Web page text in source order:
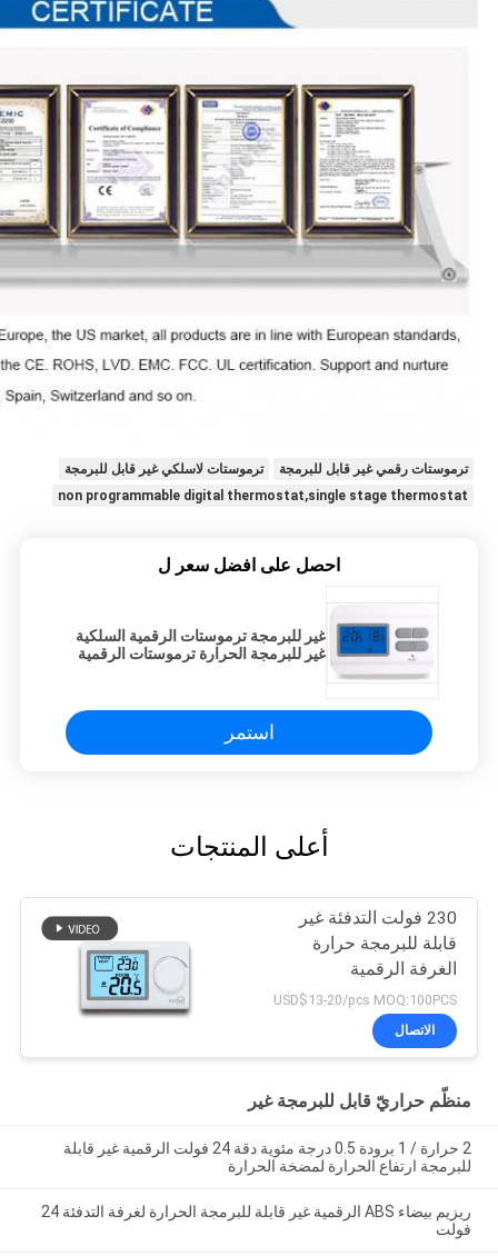
ترموستات رقمي غير قابل للبرمجة
ترموستات لاسلكي غير قابل للبرمجة
non programmable digital thermostat,single stage thermostat
احصل على افضل سعر ل
غير للبرمجة ترموستات الرقمية السلكية
غير للبرمجة الحرارة ترموستات الرقمية
استمر
أعلى المنتجات
230 فولت التدفئة غير
قابلة للبرمجة حرارة
الغرفة الرقمية
USD$13-20/pcs MOQ:100PCS
الاتصال
منظّم حراريّ قابل للبرمجة غير
2 حرارة / 1 برودة 0.5 درجة مئوية دقة 24 فولت الرقمية غير قابلة
للبرمجة ارتفاع الحرارة لمضخة الحرارة
ريزيم بيضاء ABS الرقمية غير قابلة للبرمجة الحرارة لغرفة التدفئة 24
فولت